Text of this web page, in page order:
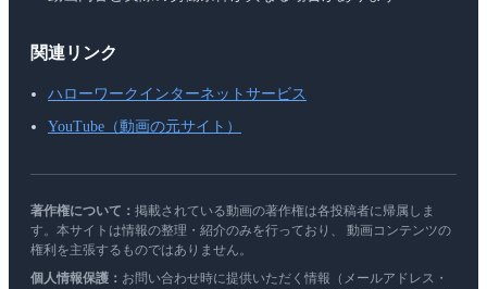
関連リンク
ハローワークインターネットサービス
YouTube（動画の元サイト）
著作権について： 掲載されている動画の著作権は各投稿者に帰属しま
す。本サイトは情報の整理・紹介のみを行っており、 動画コンテンツの
権利を主張するものではありません。
個人情報保護： お問い合わせ時に提供いただく情報（メールアドレス・